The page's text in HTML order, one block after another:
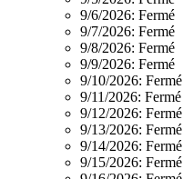
9/6/2026: Fermé
9/7/2026: Fermé
9/8/2026: Fermé
9/9/2026: Fermé
9/10/2026: Fermé
9/11/2026: Fermé
9/12/2026: Fermé
9/13/2026: Fermé
9/14/2026: Fermé
9/15/2026: Fermé